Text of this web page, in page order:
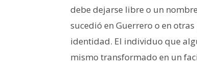
debe dejarse libre o un
sucedió en Guerrero o en
identidad. El individuo que
mismo transformado en un